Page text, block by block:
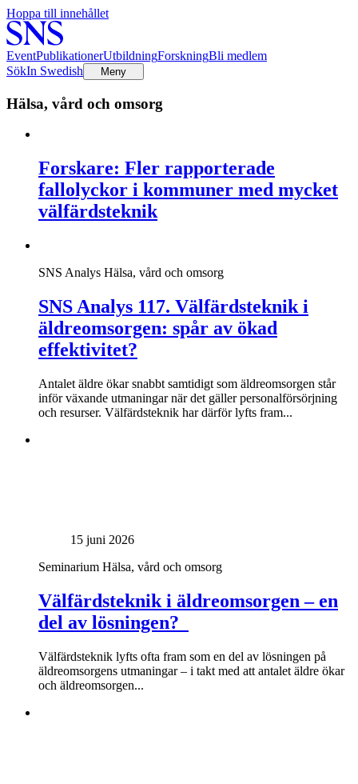
Hoppa till innehållet
EventPublikationerUtbildningForskningBli medlem
SökIn Swedish Meny
Hälsa, vård och omsorg
Forskare: Fler rapporterade
fallolyckor i kommuner med mycket
välfärdsteknik
SNS Analys Hälsa, vård och omsorg
SNS Analys 117. Välfärdsteknik i
äldreomsorgen: spår av ökad
effektivitet?
Antalet äldre ökar snabbt samtidigt som äldreomsorgen står
inför växande utmaningar när det gäller personalförsörjning
och resurser. Välfärdsteknik har därför lyfts fram...
15 juni 2026
Seminarium Hälsa, vård och omsorg
Välfärdsteknik i äldreomsorgen – en
del av lösningen?
Välfärdsteknik lyfts ofta fram som en del av lösningen på
äldreomsorgens utmaningar – i takt med att antalet äldre ökar
och äldreomsorgen...